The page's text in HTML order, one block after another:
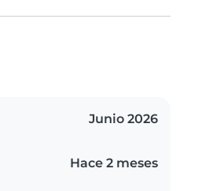
Junio 2026
Hace 2 meses